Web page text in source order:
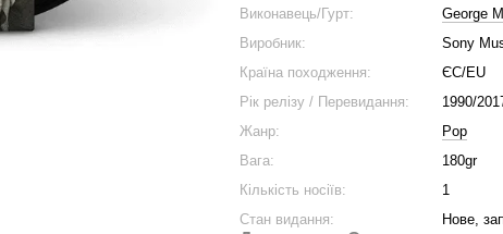
Виконавець/Гурт:
George
Виробник:
Sony
Країна походження:
ЄС/EU
Рік релізу / Перевидання:
1990/
Жанр:
Pop
Вага:
180gr
Кількість носіїв:
1
Стан видання:
Нове,